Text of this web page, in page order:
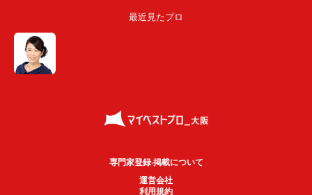
最近見たプロ
専門家登録·掲載について
運営会社
利用規約